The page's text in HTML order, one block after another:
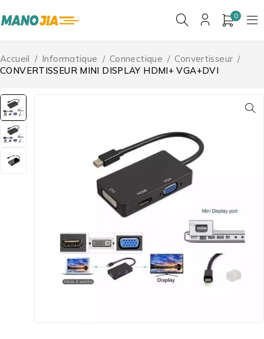
0
Accueil / Informatique / Connectique / Convertisseur /
CONVERTISSEUR MINI DISPLAY HDMI+ VGA+DVI